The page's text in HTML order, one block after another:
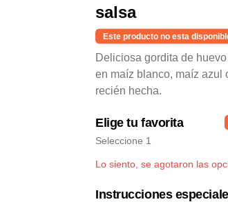
salsa
Este producto no esta
Deliciosa gordita de
en maíz blanco, maíz azul
recién hecha.
Elige tu favorita
Seleccione 1
Lo siento, se agotaron las
Instrucciones